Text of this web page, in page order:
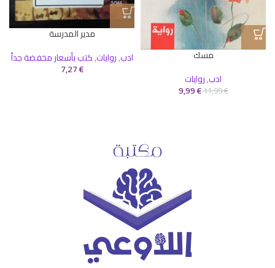
مسك
ادب,روايات
11,99€
9,99€
مدير المدرسة
ادب,روايات,كتب بأسعار مخفضة جداً
7,27€